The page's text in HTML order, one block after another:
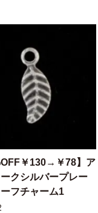
￥130→￥78】ア
クシルバープレー
フチャーム1